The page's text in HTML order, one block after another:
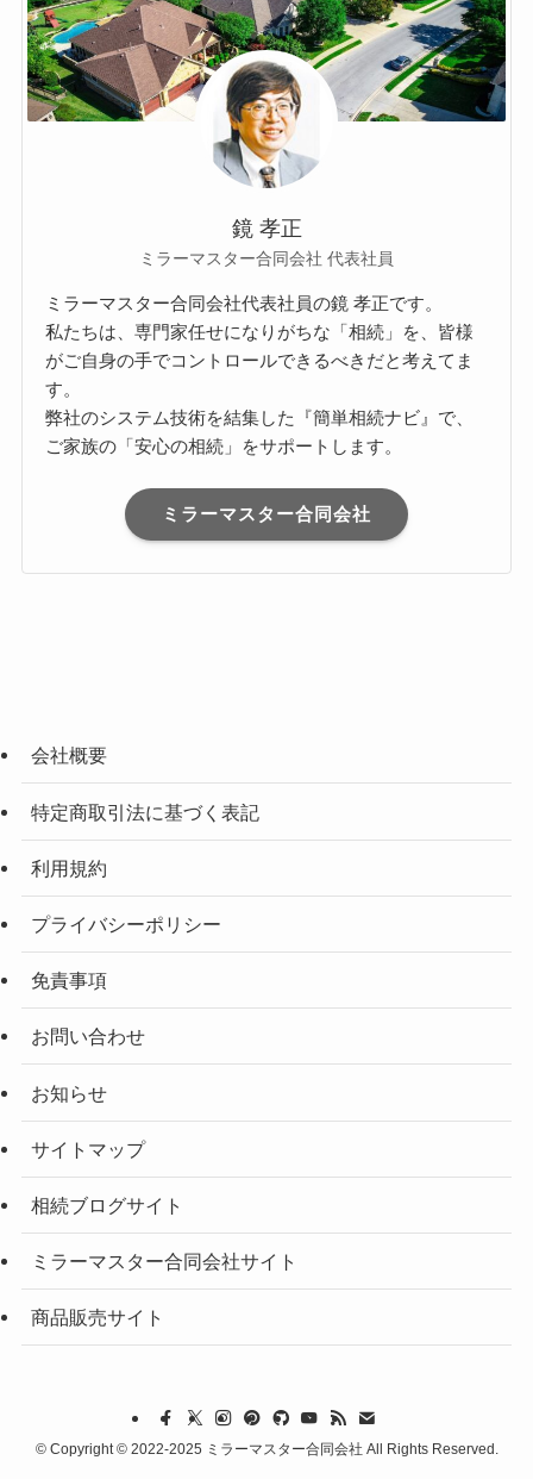
鏡 孝正
ミラーマスター合同会社 代表社員
ミラーマスター合同会社代表社員の鏡 孝正です。
私たちは、専門家任せになりがちな「相続」を、皆様
がご自身の手でコントロールできるべきだと考えてま
す。
弊社のシステム技術を結集した『簡単相続ナビ』で、
ご家族の「安心の相続」をサポートします。
ミラーマスター合同会社
会社概要
特定商取引法に基づく表記
利用規約
プライバシーポリシー
免責事項
お問い合わせ
お知らせ
サイトマップ
相続ブログサイト
ミラーマスター合同会社サイト
商品販売サイト
©Copyright © 2022-2025 ミラーマスター合同会社 All Rights Reserved.